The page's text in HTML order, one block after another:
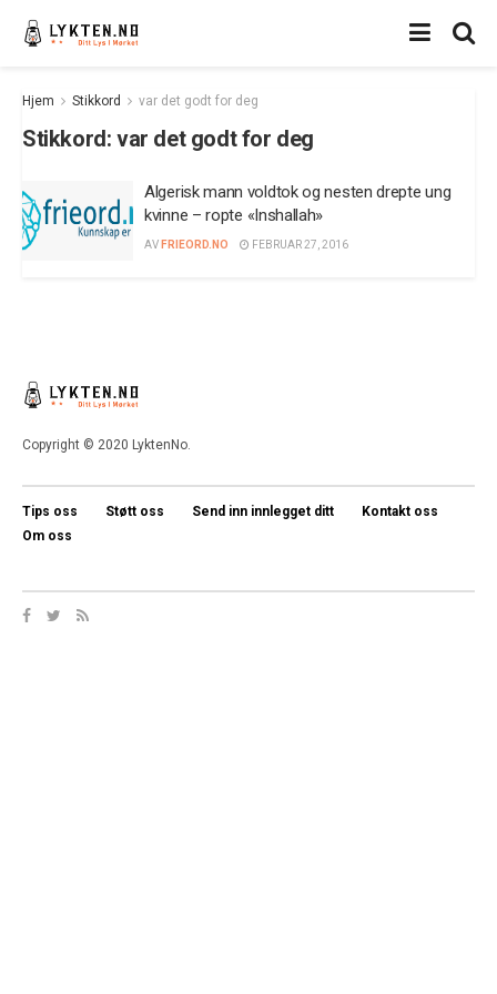
Hjem Stikkord var det godt for deg
Stikkord: var det godt for deg
Algerisk mann voldtok og nesten drepte ung
kvinne – ropte «Inshallah»
AV FRIEORD.NO FEBRUAR 27, 2016
Copyright © 2020 LyktenNo.
Tips oss Støtt oss Send inn innlegget ditt
Kontakt oss
Om oss